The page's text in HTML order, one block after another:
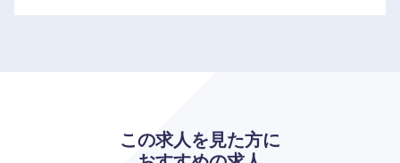
この求人を見た方に